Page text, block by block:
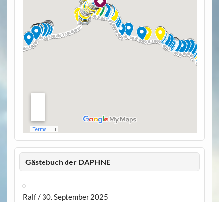
Gästebuch der DAPHNE
Ralf/ 30. September 2025